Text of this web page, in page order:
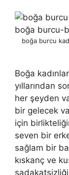
boğa burcu
Boğa
yıllarından
her şeyden
bir gelecek
için
seven bir
sağlam bir
kıskanç ve